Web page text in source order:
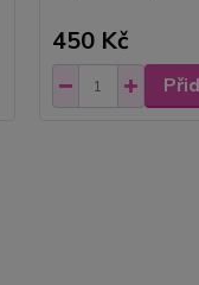
450 Kč